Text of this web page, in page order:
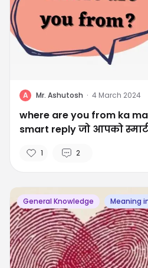
A Mr. Ashutosh · 4 March 2024
where are you from ka
smart reply जो आपको
1 2
General Knowledge Meaning